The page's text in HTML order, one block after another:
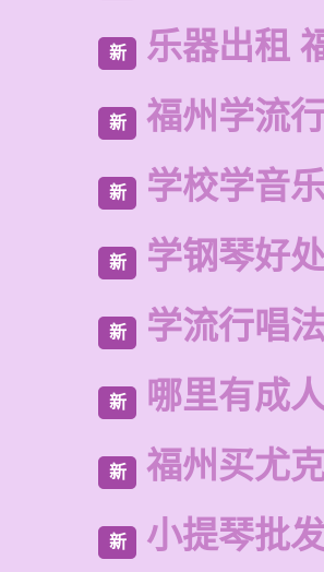
新 乐器出租
新 福州学流
新 学校学音
新 学钢琴好
新 学流行唱
新 哪里有成
新 福州买尤
新 小提琴批